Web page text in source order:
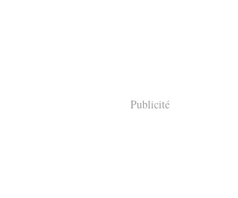
Publicité